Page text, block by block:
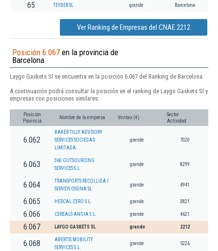
65 TEYDER SL grande Barcelona
Ver Ranking de Empresas del CNAE 2212
Posición 6.067 en la provincia de
Barcelona
Laygo Gaskets Sl se encuentra en la posición 6.067 del Ranking de Barcelona.
A continuación podrá consultar la posición en el ranking de Laygo Gaskets Sl y
empresas con posiciones similares:
Posición
Provincia
Nombre de la empresa Ventas (€)
Sector
Actividad
6.062
BAKER TILLY ADVISORY
SERVICES SOCIEDAD
LIMITADA.
grande 7020
6.063
360 OUTSOURCING
SERVICES S.L.
grande 8299
6.064
TRANSPORTS RECOLLIDA I
SERVEIS OSONA SL
grande 4941
6.065 HERCAL ZERO S.L. grande 3821
6.066 CEREALS ANOIA S.L. grande 4621
6.067 LAYGO GASKETS SL grande 2212
6.068
ABERTIS MOBILITY
SERVICES S.L.
grande 5226